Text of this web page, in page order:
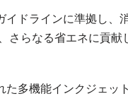
ドラインに準拠し、
らなる省エネに貢献
多機能インクジェッ